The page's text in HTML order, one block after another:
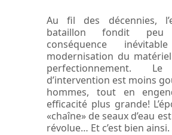
Au fil des décennies,
bataillon fondit
conséquence
modernisation du
perfectionnement.
d’intervention est moins
hommes, tout en
efficacité plus grande!
«chaîne» de seaux d’eau
révolue… Et c’est bien ainsi.